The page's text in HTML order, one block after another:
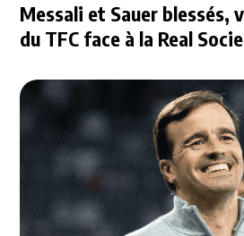
Messali et Sauer blessés,
du TFC face à la Real